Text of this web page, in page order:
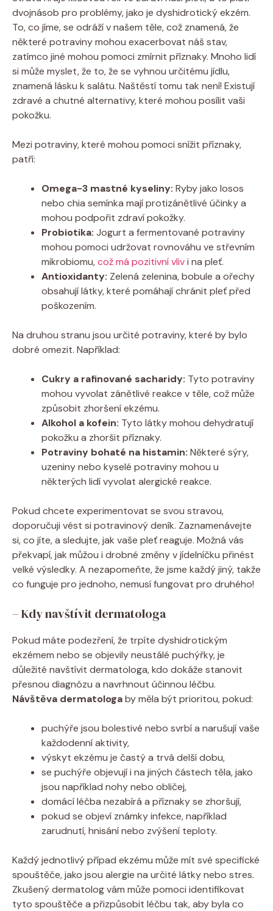
dvojnásob pro problémy, jako je dyshidrotický ekzém.
To, co jíme, se odráží v našem těle, což znamená, že
některé potraviny​ mohou exacerbovat náš stav,
zatímco jiné mohou pomoci zmírnit příznaky. Mnoho lidí
si může myslet, že ⁢to, že se vyhnou určitému jídlu,
znamená lásku k salátu. Naštěstí tomu tak není! Existují
zdravé a chutné alternativy, které mohou posílit vaši
pokožku.
Mezi potraviny, které⁣ mohou pomoci ⁢snížit příznaky,
patří:
Omega-3 mastné kyseliny: Ryby jako losos
nebo chia semínka mají protizánětlivé účinky a⁢
mohou podpořit zdraví pokožky.
Probiotika: Jogurt a fermentované potraviny
mohou pomoci udržovat rovnováhu ve střevním
mikrobiomu,což má pozitivní vlivi na pleť.
Antioxidanty: Zelená zelenina, bobule a ořechy
obsahují⁢ látky, které pomáhají⁢ chránit pleť před
poškozením.
Na druhou stranu jsou určité potraviny, které by bylo
dobré omezit. Například:
Cukry a rafinované sacharidy: Tyto potraviny
mohou vyvolat zánětlivé⁤ reakce v těle, což může
způsobit zhoršení ekzému.
Alkohol a kofein: Tyto látky mohou dehydratují
pokožku a ⁤zhoršit příznaky.
Potraviny bohaté na histamin: Některé sýry,
uzeniny nebo kyselé potraviny mohou⁤ u
některých ⁤lidí vyvolat alergické reakce.
Pokud chcete experimentovat se svou ‍stravou,
doporučuji vést si potravinový‍ deník. Zaznamenávejte
si, co jíte, a sledujte, jak vaše pleť reaguje. Možná vás
překvapí, ‍jak můžou i ‍drobné změny v ⁣jídelníčku přinést
velké výsledky. A nezapomeňte, ‌že jsme každý jiný, takže
co funguje pro⁤ jednoho, nemusí fungovat pro druhého!
– Kdy navštívit dermatologa
Pokud máte podezření, že trpíte dyshidrotickým
ekzémem nebo se ⁢objevily ⁤neustálé puchýřky, je
důležité navštívit dermatologa, kdo dokáže stanovit
přesnou diagnózu a navrhnout účinnou ‌léčbu.
Návštěva dermatologaby měla být prioritou, pokud:
puchýře​ jsou bolestivé nebo svrbí a ​narušují vaše
každodenní aktivity,
výskyt ekzému je častý a trvá delší dobu,
se puchýře ‌objevují i na jiných částech⁣ těla, jako
jsou například⁢ nohy nebo obličej,
domácí léčba⁢ nezabírá a příznaky se zhoršují,
pokud se ​objeví známky infekce, například
zarudnutí, hnisání nebo‍ zvýšení teploty.
Každý jednotlivý případ ekzému může mít své specifické
spouštěče, jako jsou⁢ alergie ⁣na určité látky nebo stres.
Zkušený dermatolog vám může pomoci identifikovat
tyto ​spouštěče a přizpůsobit léčbu tak, aby byla co